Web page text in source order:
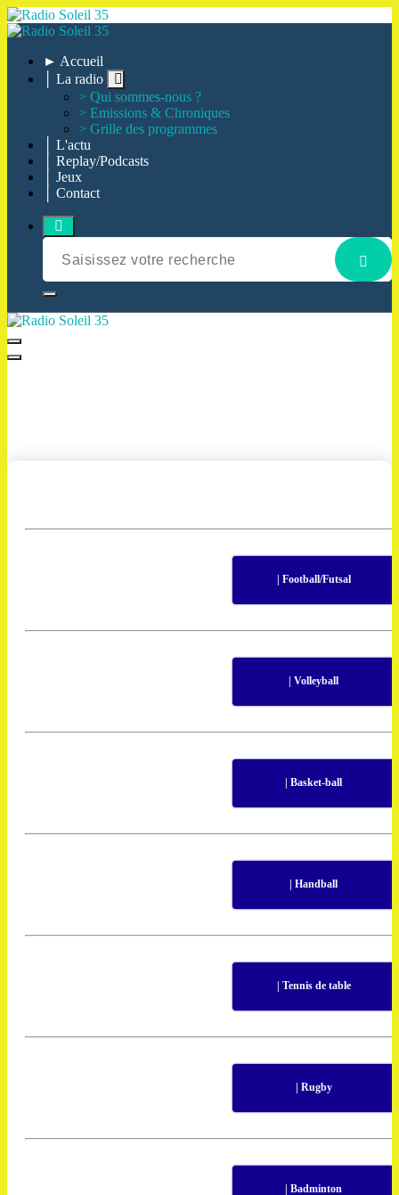
Aller
au
La Radio Des Marches de Bretagne !
► Accueil
│ La radio
> Qui sommes-nous ?
> Emissions & Chroniques
> Grille des programmes
│ L'actu
│ Replay/Podcasts
│ Jeux
│ Contact
| Football/Futsal
| Volleyball
| Basket-ball
| Handball
| Tennis de table
| Rugby
| Badminton